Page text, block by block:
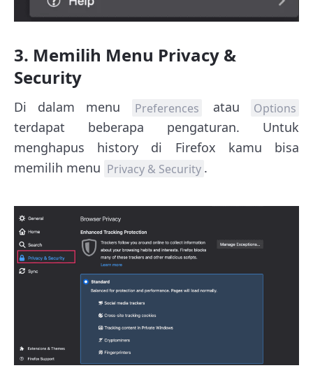
3. Memilih Menu Privacy &
Security
Di dalam menu Preferences atau Options
terdapat beberapa pengaturan. Untuk
menghapus history di Firefox kamu bisa
memilih menu Privacy & Security .